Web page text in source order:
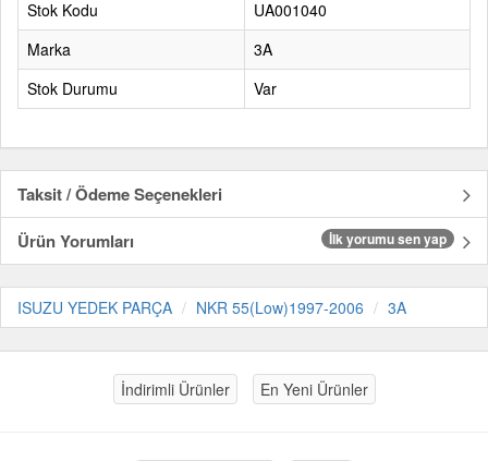
Stok Kodu
UA001040
Marka
3A
Stok Durumu
Var
Taksit / Ödeme Seçenekleri
Ürün Yorumları
İlk yorumu sen yap
ISUZU YEDEK PARÇA NKR 55(Low)1997-2006 3A
İndirimli Ürünler En Yeni Ürünler